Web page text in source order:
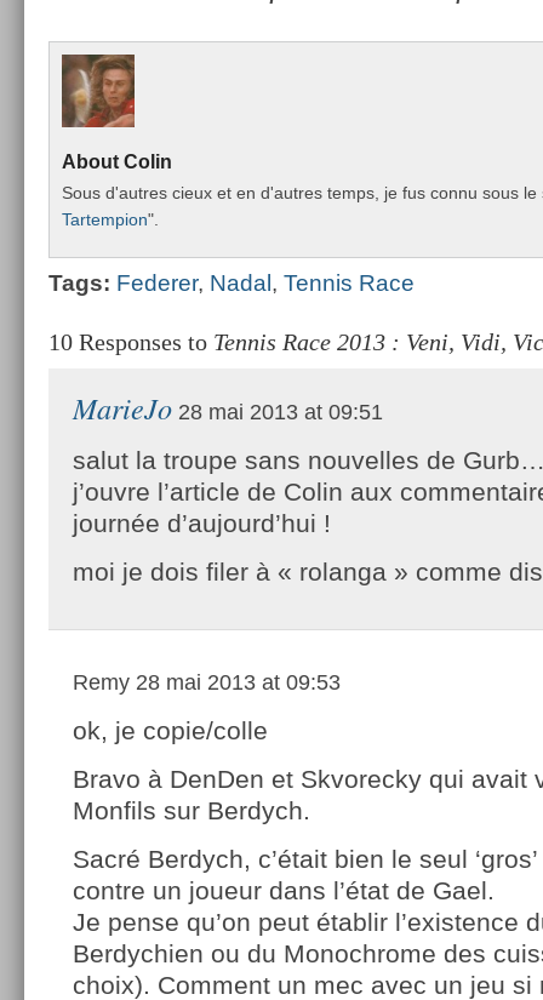
About Colin
Sous d'aut­res cieux et en d'aut­res temps, je fus connu sous le
Tar­temp­ion".
Tags: Feder­er, Nadal , Ten­nis Race
10 Responses to Tennis Race 2013 : Veni, Vidi,
MarieJo 28 mai 2013 at 09:51
salut la troupe sans nouvelles de
j’ouvre l’article de Colin aux
journée d’aujourd’hui !
moi je dois filer à « rolanga » comme
Remy 28 mai 2013 at 09:53
ok, je copie/colle
Bravo à DenDen et Skvorecky qui avait
Monfils sur Berdych.
Sacré Berdych, c’était bien le seul
contre un joueur dans l’état de Gael.
Je pense qu’on peut établir l’existence
Berdychien ou du Monochrome des
choix). Comment un mec avec un jeu si